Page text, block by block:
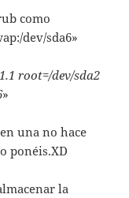
como
dev/sda6»
root=/dev/sda2
»
una no hace
ponéis.XD
la